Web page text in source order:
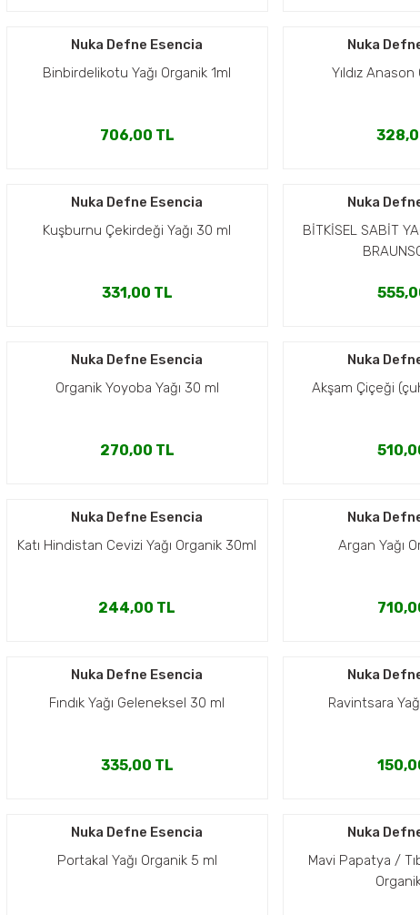
Nuka Defne Esencia
Binbirdelikotu Yağı Organik 1ml
706,00 TL
Nuka
Yıldız
Nuka Defne Esencia
Kuşburnu Çekirdeği Yağı 30 ml
331,00 TL
Nuka
BİTKİSEL SABİT
Nuka Defne Esencia
Organik Yoyoba Yağı 30 ml
270,00 TL
Nuka
Akşam Çiçeği
Nuka Defne Esencia
Katı Hindistan Cevizi Yağı Organik 30ml
244,00 TL
Nuka
Argan Yağı
Nuka Defne Esencia
Fındık Yağı Geleneksel 30 ml
335,00 TL
Nuka
Ravintsara
Nuka Defne Esencia
Portakal Yağı Organik 5 ml
Nuka
Mavi Papatya /